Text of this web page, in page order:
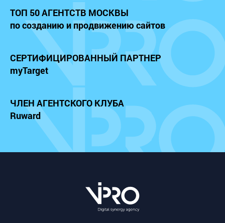
ТОП 50 АГЕНТСТВ МОСКВЫ
по созданию и продвижению сайтов
СЕРТИФИЦИРОВАННЫЙ ПАРТНЕР
myTarget
ЧЛЕН АГЕНТСКОГО КЛУБА
Ruward